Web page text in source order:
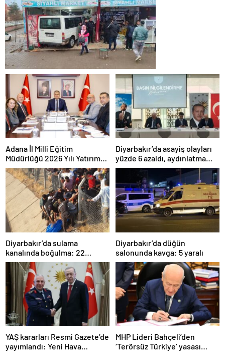
Adana İl Milli Eğitim
Müdürlüğü 2026 Yılı Yatırım
Programı değerlendirildi
Diyarbakır’da asayiş olayları
yüzde 6 azaldı, aydınlatma
oranı yüzde 98’e yükseldi
Diyarbakır’da sulama
kanalında boğulma: 22
yaşındaki genç hayatını
kaybetti
Diyarbakır’da düğün
salonunda kavga: 5 yaralı
YAŞ kararları Resmi Gazete’de
yayımlandı: Yeni Hava
MHP Lideri Bahçeli’den
‘Terörsüz Türkiye’ yasası